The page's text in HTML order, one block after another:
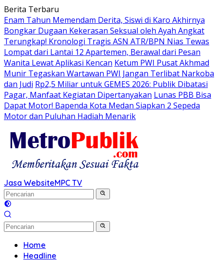
Langsung
ke
konten
Berita Terbaru
Enam Tahun Memendam Derita, Siswi di Karo Akhirnya
Bongkar Dugaan Kekerasan Seksual oleh Ayah Angkat
Terungkap! Kronologi Tragis ASN ATR/BPN Nias Tewas
Lompat dari Lantai 12 Apartemen, Berawal dari Pesan
Wanita Lewat Aplikasi Kencan Ketum PWI Pusat Akhmad
Munir Tegaskan Wartawan PWI Jangan Terlibat Narkoba
dan Judi Rp2,5 Miliar untuk GEMES 2026: Publik Dibatasi
Pagar, Manfaat Kegiatan Dipertanyakan Lunas PBB Bisa
Dapat Motor! Bapenda Kota Medan Siapkan 2 Sepeda
Motor dan Puluhan Hadiah Menarik
Jasa WebsiteMPC TV
Home
Headline